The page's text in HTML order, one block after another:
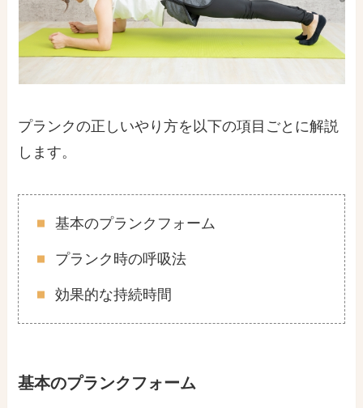
プランクの正しいやり方を以下の項目ごとに解説
します。
基本のプランクフォーム
プランク時の呼吸法
効果的な持続時間
基本のプランクフォーム